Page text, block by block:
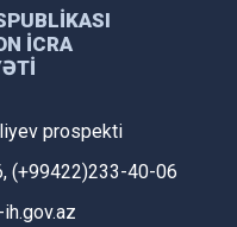
İCRA
prospekti
(+99422)233-40-06